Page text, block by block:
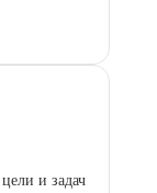
и задач